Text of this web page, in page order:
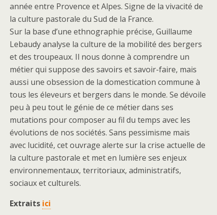
année entre Provence et Alpes. Signe de la vivacité de
la culture pastorale du Sud de la France.
Sur la base d’une ethnographie précise, Guillaume
Lebaudy analyse la culture de la mobilité des bergers
et des troupeaux. Il nous donne à comprendre­ un
métier qui suppose des savoirs et savoir-faire, mais
aussi une obsession de la domestication commune à
tous les éleveurs et bergers dans le monde. Se dévoile
peu à peu tout le génie de ce métier dans ses
mutations pour composer au fil du temps avec les
évolutions de nos sociétés. Sans pessimisme mais
avec lucidité, cet ouvrage alerte sur la crise actuelle de
la culture pastorale et met en lumière ses enjeux
environnementaux, territoriaux, administratifs,
sociaux et culturels.
Extraits ici